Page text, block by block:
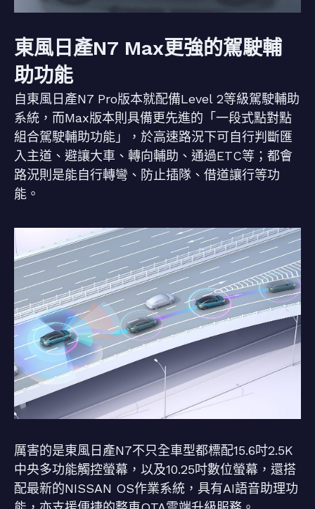
東風日產N7 Max更強的駕駛輔
助功能
自東風日產N7 Pro版本就配備Level 2等級駕駛輔助
系統，而Max版本則具備更先進的「一段式點對點
組合駕駛輔助功能」，於高速路況下可自行判斷匯
入主道、避讓大車、轉向輔助、通過ETC等；都會
路況則是能自行轉彎、防止插隊、借道讓行等功
能。
厲害的是東風日產N7不只全車型都標配15.6吋2.5K
中央多功能觸控螢幕，以及10.25吋數位螢幕，還搭
配最新的NISSAN OS作業系統，具有AI語音助理功